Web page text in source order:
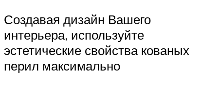
Создавая дизайн Вашего
интерьера, используйте
эстетические свойства кованых
перил максимально